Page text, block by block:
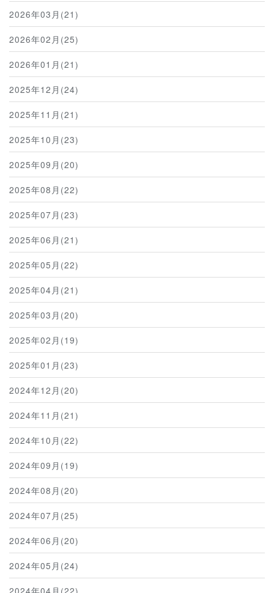
2026年03月(21)
2026年02月(25)
2026年01月(21)
2025年12月(24)
2025年11月(21)
2025年10月(23)
2025年09月(20)
2025年08月(22)
2025年07月(23)
2025年06月(21)
2025年05月(22)
2025年04月(21)
2025年03月(20)
2025年02月(19)
2025年01月(23)
2024年12月(20)
2024年11月(21)
2024年10月(22)
2024年09月(19)
2024年08月(20)
2024年07月(25)
2024年06月(20)
2024年05月(24)